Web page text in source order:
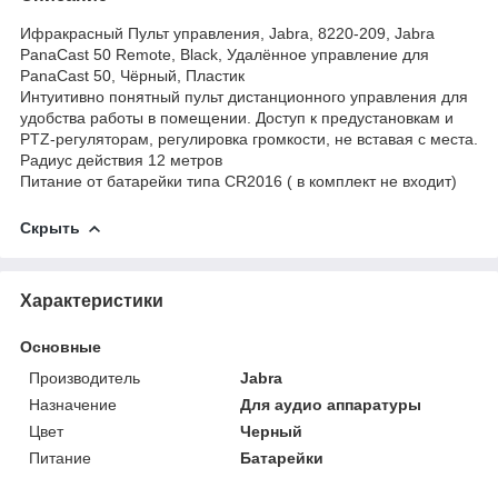
Ифракрасный Пульт управления, Jabra, 8220-209, Jabra
PanaCast 50 Remote, Black, Удалённое управление для
PanaCast 50, Чёрный, Пластик
Интуитивно понятный пульт дистанционного управления для
удобства работы в помещении. Доступ к предустановкам и
PTZ-регуляторам, регулировка громкости, не вставая с места.
Радиус действия 12 метров
Питание от батарейки типа CR2016 ( в комплект не входит)
Скрыть
Характеристики
Основные
Производитель
Jabra
Назначение
Для аудио аппаратуры
Цвет
Черный
Питание
Батарейки